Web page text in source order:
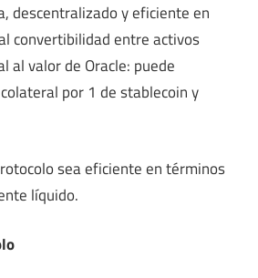
descentralizado y eficiente en
convertibilidad entre activos
al valor de Oracle: puede
por 1 de stablecoin y
sea eficiente en términos
líquido.